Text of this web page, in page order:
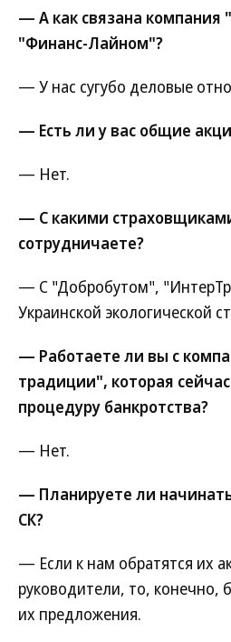
— А как связана компания
"Финанс-Лайном"?
— У нас сугубо деловые
— Есть ли у вас общие
— Нет.
— С какими
сотрудничаете?
— С "Добробутом",
Украинской экологической
— Работаете ли вы с
традиции", которая
процедуру банкротства?
— Нет.
— Планируете ли
СК?
— Если к нам обратятся их
руководители, то, конечно,
их предложения.